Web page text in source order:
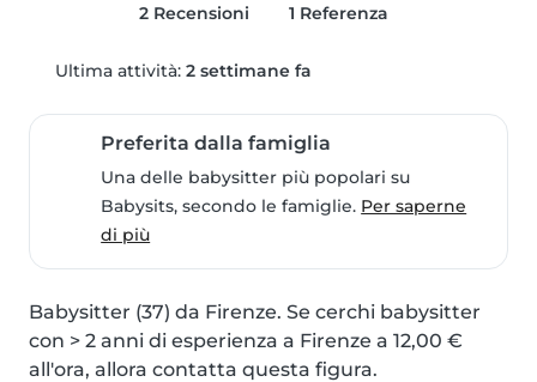
2 Recensioni 1 Referenza
Ultima attività: 2 settimane fa
Preferita dalla famiglia
Una delle babysitter più popolari su
Babysits, secondo le famiglie. Per saperne
di più
Babysitter (37) da Firenze. Se cerchi babysitter
con > 2 anni di esperienza a Firenze a 12,00 €
all'ora, allora contatta questa figura.